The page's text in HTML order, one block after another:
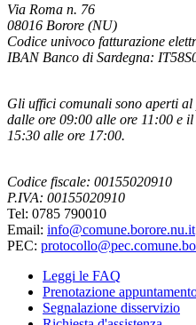
Via Roma n. 76
08016 Borore (NU)
Codice univoco fatturazione
IBAN Banco di Sardegna:
Gli uffici comunali sono aperti
dalle ore 09:00 alle ore 11:00 e
15:30 alle ore 17:00.
Codice fiscale: 00155020910
P.IVA: 00155020910
Tel: 0785 790010
Email: info@comune.borore.nu.it
PEC:
Leggi le FAQ
Prenotazione
Segnalazione disservizio